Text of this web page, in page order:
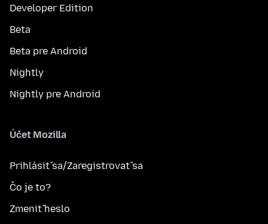
Developer Edition
Beta
Beta pre Android
Nightly
Nightly pre Android
Účet Mozilla
Prihlásiť sa/Zaregistrovať sa
Čo je to?
Zmeniť heslo